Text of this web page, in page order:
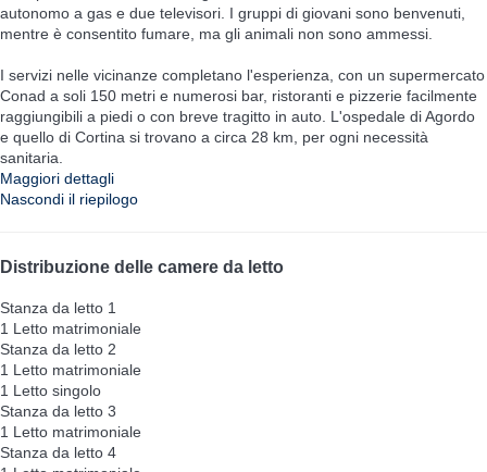
autonomo a gas e due televisori. I gruppi di giovani sono benvenuti,
mentre è consentito fumare, ma gli animali non sono ammessi.
I servizi nelle vicinanze completano l'esperienza, con un supermercato
Conad a soli 150 metri e numerosi bar, ristoranti e pizzerie facilmente
raggiungibili a piedi o con breve tragitto in auto. L'ospedale di Agordo
e quello di Cortina si trovano a circa 28 km, per ogni necessità
sanitaria.
Maggiori dettagli
Nascondi il riepilogo
Distribuzione delle camere da letto
Stanza da letto 1
1 Letto matrimoniale
Stanza da letto 2
1 Letto matrimoniale
1 Letto singolo
Stanza da letto 3
1 Letto matrimoniale
Stanza da letto 4